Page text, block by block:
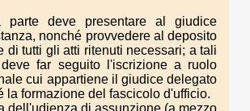
deve presentare al giudice
nonché provvedere al deposito
di tutti gli atti ritenuti necessari; a tali
deve far seguito l'iscrizione a ruolo
cui appartiene il giudice delegato
la formazione del fascicolo d'ufficio.
dell'udienza di assunzione (a mezzo